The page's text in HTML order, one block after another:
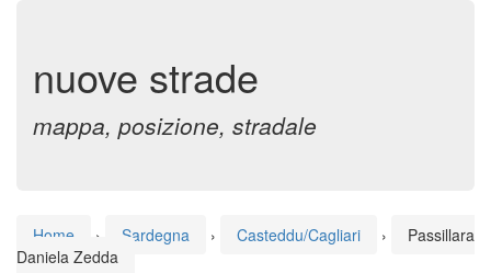
nuove strade
mappa, posizione, stradale
Home › Sardegna › Casteddu/Cagliari ›
Passillara
Daniela Zedda